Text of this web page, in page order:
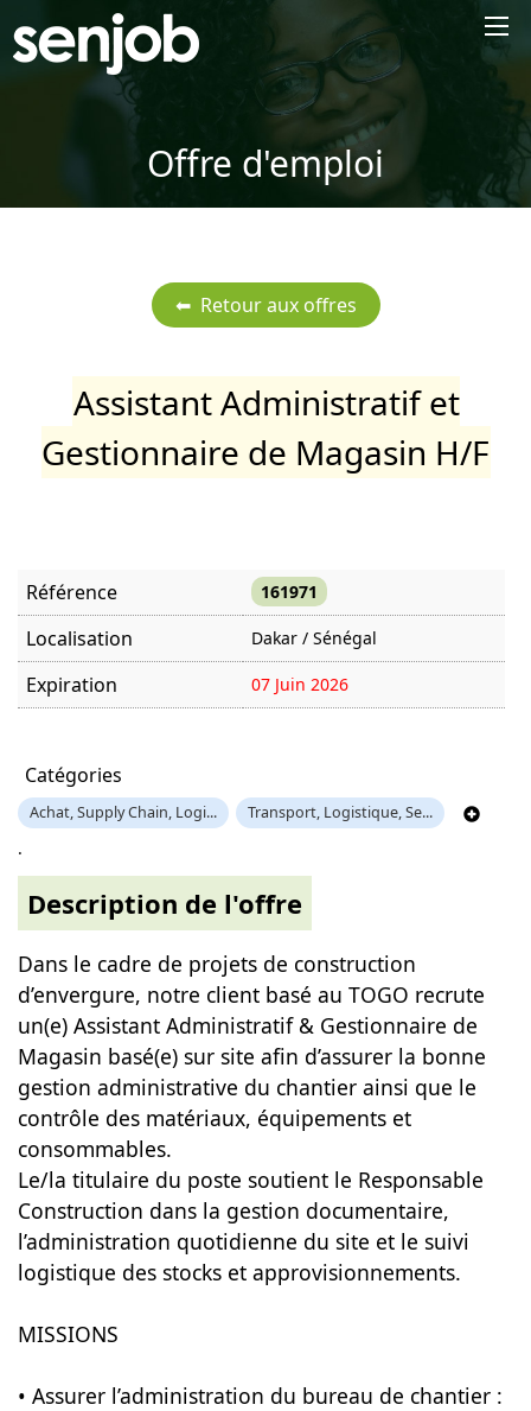
Offre d'emploi
Assistant Administratif et
Gestionnaire de Magasin H/F
Référence 161971
Localisation Dakar / Sénégal
Expiration 07 Juin 2026
Catégories
Achat, Supply Chain, Logi... Transport, Logistique, Se...
.
Description de l'offre
Dans le cadre de projets de construction
d’envergure, notre client basé au TOGO recrute
un(e) Assistant Administratif & Gestionnaire de
Magasin basé(e) sur site afin d’assurer la bonne
gestion administrative du chantier ainsi que le
contrôle des matériaux, équipements et
consommables.
Le/la titulaire du poste soutient le Responsable
Construction dans la gestion documentaire,
l’administration quotidienne du site et le suivi
logistique des stocks et approvisionnements.
MISSIONS
• Assurer l’administration du bureau de chantier :